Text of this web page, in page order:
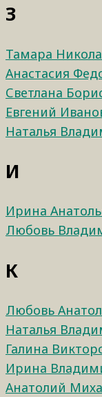
З
Тамара
Анастасия
Светлана
Евгений
Наталья
И
Ирина
Любовь
К
Любовь
Наталья
Галина
Ирина
Анатолий